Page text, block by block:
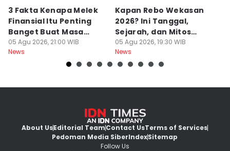
3 Fakta Kenapa Melek
Finansial Itu Penting
Banget Buat Masa
Depanmu!
05 Agu 2026, 21:00 WIB
News
Kapan Rebo Wekasan
2026? Ini Tanggal,
Sejarah, dan Mitos
Tolak Bala di Jateng
05 Agu 2026, 19:30 WIB
News
About UsEditorial TeamContact UsTerms of Services
Pedoman Media SiberIndexSitemap
Follow Us